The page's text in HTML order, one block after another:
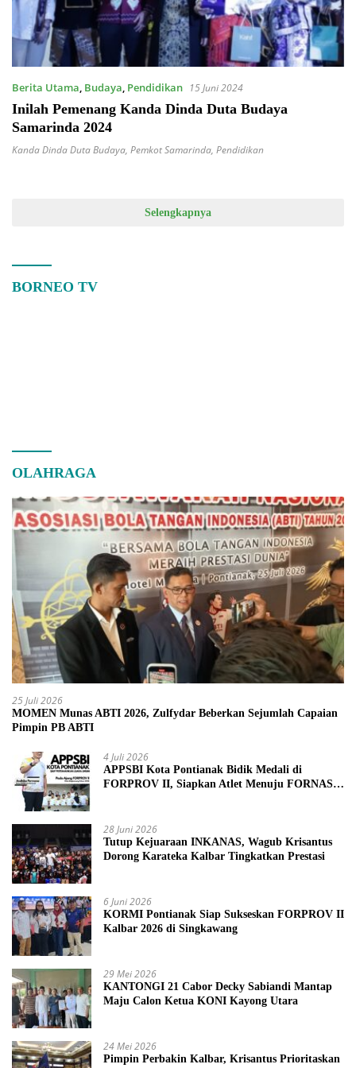
Berita Utama, Budaya, Pendidikan 15 Juni 2024
Inilah Pemenang Kanda Dinda Duta Budaya
Samarinda 2024
Kanda Dinda Duta Budaya, Pemkot Samarinda, Pendidikan
Selengkapnya
BORNEO TV
OLAHRAGA
25 Juli 2026
MOMEN Munas ABTI 2026, Zulfydar Beberkan Sejumlah Capaian
Pimpin PB ABTI
4 Juli 2026
APPSBI Kota Pontianak Bidik Medali di
FORPROV II, Siapkan Atlet Menuju FORNAS
28 Juni 2026
Tutup Kejuaraan INKANAS, Wagub Krisantus
Dorong Karateka Kalbar Tingkatkan Prestasi
6 Juni 2026
KORMI Pontianak Siap Sukseskan FORPROV II
Kalbar 2026 di Singkawang
29 Mei 2026
KANTONGI 21 Cabor Decky Sabiandi Mantap
Maju Calon Ketua KONI Kayong Utara
24 Mei 2026
Pimpin Perbakin Kalbar, Krisantus Prioritaskan